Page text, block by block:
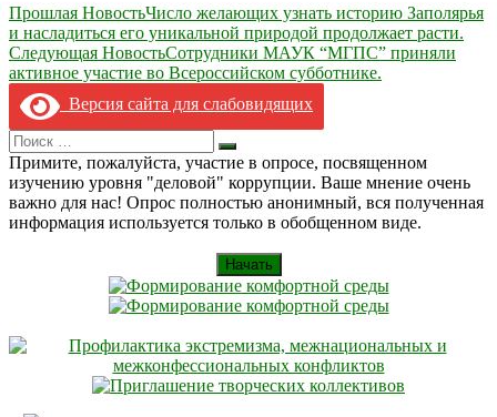
Навигация
по
записям
Прошлая НовостьЧисло желающих узнать историю Заполярья
и насладиться его уникальной природой продолжает расти.
Следующая НовостьСотрудники МАУК “МГПС” приняли
активное участие во Всероссийском субботнике.
Версия сайта для слабовидящих
Search
for:
Искать
Примите, пожалуйста, участие в опросе, посвященном
изучению уровня "деловой" коррупции. Ваше мнение очень
важно для нас! Опрос полностью анонимный, вся полученная
информация используется только в обобщенном виде.
Начать